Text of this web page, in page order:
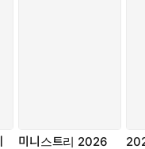
미니스트리 2026